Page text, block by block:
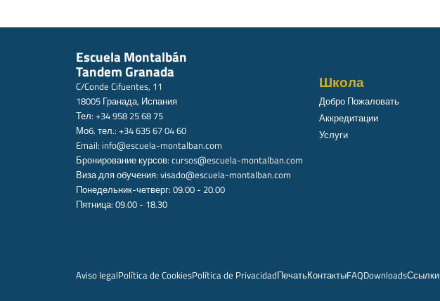
Escuela Montalbán
Tandem Granada
C/Conde Cifuentes, 11
18005 Гранада, Испания
Тел: +34 958 25 68 75
Моб. тел.: +34 635 67 04 60
Email: info@escuela-montalban.com
Бронирование курсов: cursos@escuela-montalban.com
Виза для обучения: visado@escuela-montalban.com
Понедельник-четверг: 09.00 - 20.00
Пятница: 09.00 - 18.30
Школа
Добро Пожаловать
Аккредитации
Услуги
Aviso legalPolítica de CookiesPolítica de PrivacidadПечатьКонтактыFAQDownloadsСсылки